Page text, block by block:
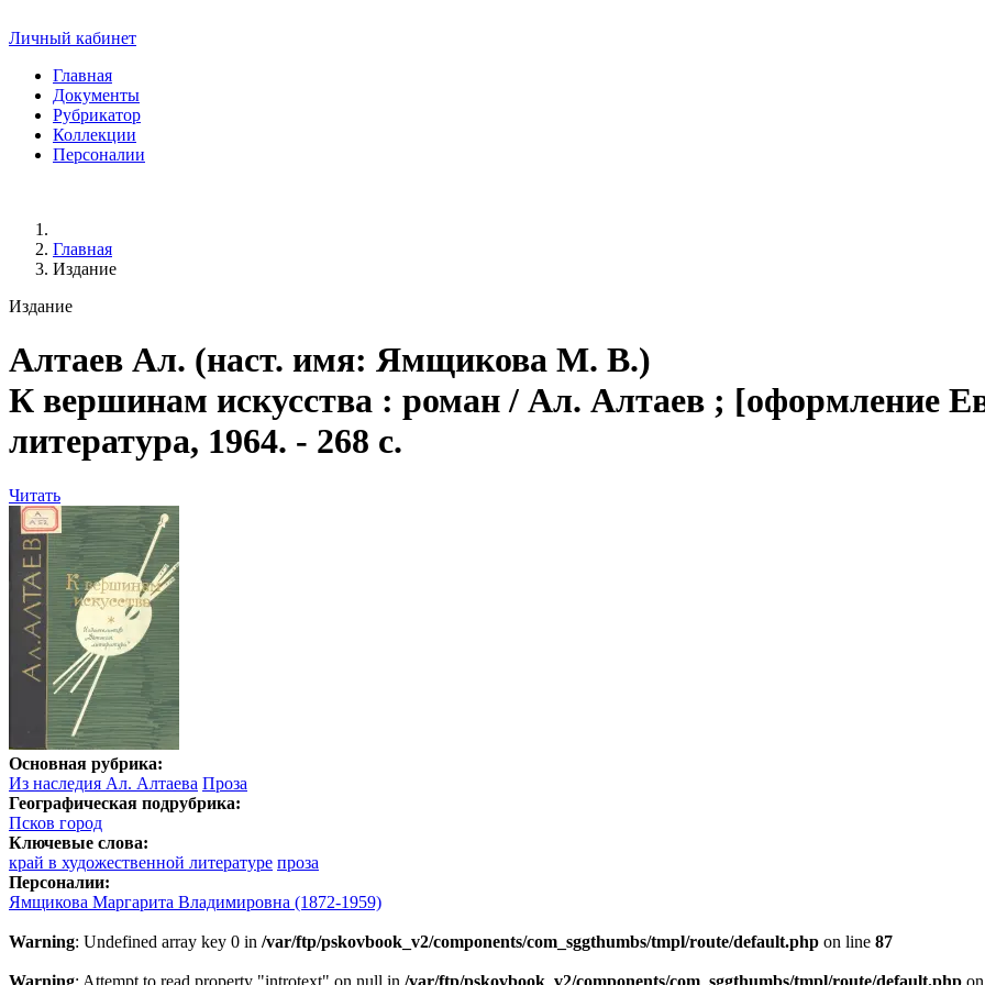
Личный кабинет
Главная
Документы
Рубрикатор
Коллекции
Персоналии
Главная
Издание
Издание
Алтаев Ал. (наст. имя: Ямщикова М. В.)
К вершинам искусства : роман / Ал. Алтаев ; [оформление
литература, 1964. - 268 с.
Читать
Основная рубрика:
Из наследия Ал. Алтаева Проза
Географическая подрубрика:
Псков город
Ключевые слова:
край в художественной литературе проза
Персоналии:
Ямщикова Маргарита Владимировна (1872-1959)
Warning: Undefined array key 0 in /var/ftp/pskovbook_v2/components/com_sggthumbs/tmpl/route/default.php on line 87
Warning: Attempt to read property "introtext" on null in /var/ftp/pskovbook_v2/components/com_sggthumbs/tmpl/route/default.php